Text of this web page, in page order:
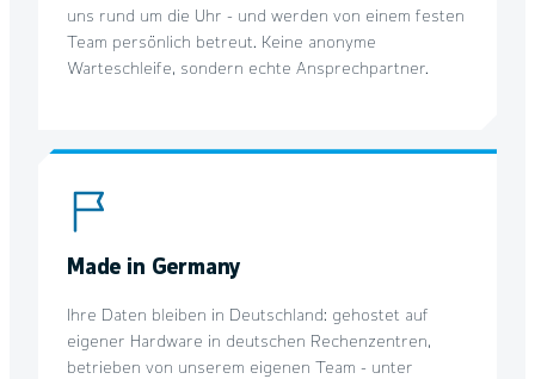
uns rund um die Uhr - und werden von einem festen
Team persönlich betreut. Keine anonyme
Warteschleife, sondern echte Ansprechpartner.
Made in Germany
Ihre Daten bleiben in Deutschland: gehostet auf
eigener Hardware in deutschen Rechenzentren,
betrieben von unserem eigenen Team - unter